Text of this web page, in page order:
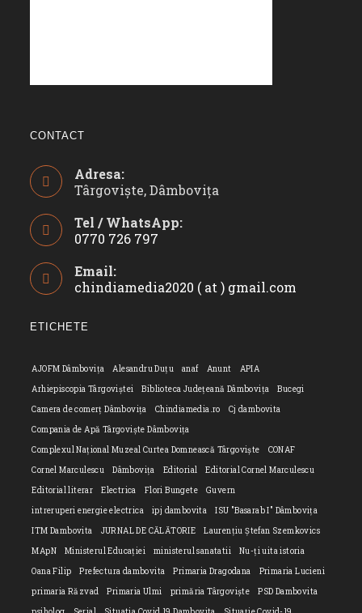
CONTACT
Adresa:
Târgoviște, Dâmbovița
Tel / WhatsApp:
0770 726 797
in
your
Email:
chindiamedia2020 ( at ) gmail.com
ETICHETE
AJOFM Dâmbovița Alesandru Duțu anaf Anunt
APIA
Arhiepiscopia Târgoviștei
Biblioteca Județeană Dâmbovița
Bucegi
Camera de comerț Dâmbovița
Chindiamedia.ro
Cj dambovita
Compania de Apă Târgoviște Dâmbovița
Complexul Național Muzeal Curtea Domnească Târgoviște
CONAF
Cornel Marculescu
Dâmbovița Editorial
Editorial Cornel Marculescu
Editorial literar
Electrica Flori Bungete
Guvern
intreruperi energie electrica
ipj dambovita
ISU "Basarab I" Dâmbovița
ITM Dambovita
JURNAL DE CĂLĂTORIE
Laurențiu Ștefan Szemkovics
MApN
Ministerul Educației ministerul sanatatii
Nu-ți uita istoria
Oana Filip
Prefectura dambovita Primaria Dragodana
Primaria Lucieni
primaria Răzvad
Primaria Ulmi primăria Târgoviște
PSD Dambovita